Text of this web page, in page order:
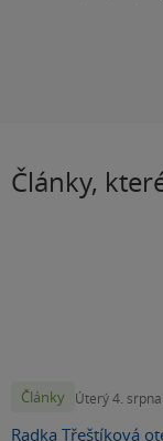
Články,
Články Úterý 4.
Radka Třeštíková